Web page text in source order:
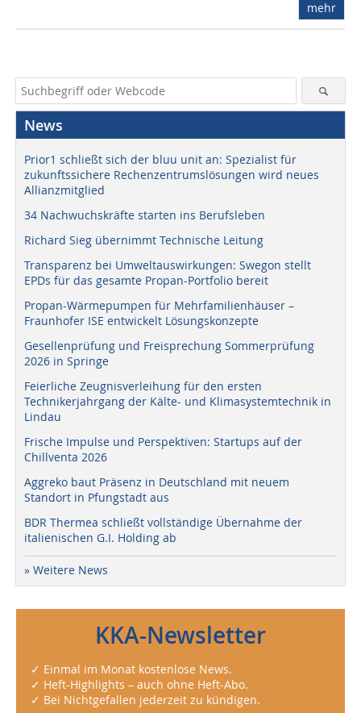
mehr
News
Prior1 schließt sich der bluu unit an: Spezialist für
zukunftssichere Rechenzentrumslösungen wird neues
Allianzmitglied
34 Nachwuchskräfte starten ins Berufsleben
Richard Sieg übernimmt Technische Leitung
Transparenz bei Umweltauswirkungen: Swegon stellt
EPDs für das gesamte Propan-Portfolio bereit
Propan-Wärmepumpen für Mehrfamilienhäuser –
Fraunhofer ISE entwickelt Lösungskonzepte
Gesellenprüfung und Freisprechung Sommerprüfung
2026 in Springe
Feierliche Zeugnisverleihung für den ersten
Technikerjahrgang der Kälte- und Klimasystemtechnik in
Lindau
Frische Impulse und Perspektiven: Startups auf der
Chillventa 2026
Aggreko baut Präsenz in Deutschland mit neuem
Standort in Pfungstadt aus
BDR Thermea schließt vollständige Übernahme der
italienischen G.I. Holding ab
» Weitere News
KKA-Newsletter
✓ Einmal im Monat kostenlose News.
✓ Heft-Highlights – auch ohne Heft-Abo.
✓ Bei Nichtgefallen jederzeit zu kündigen.